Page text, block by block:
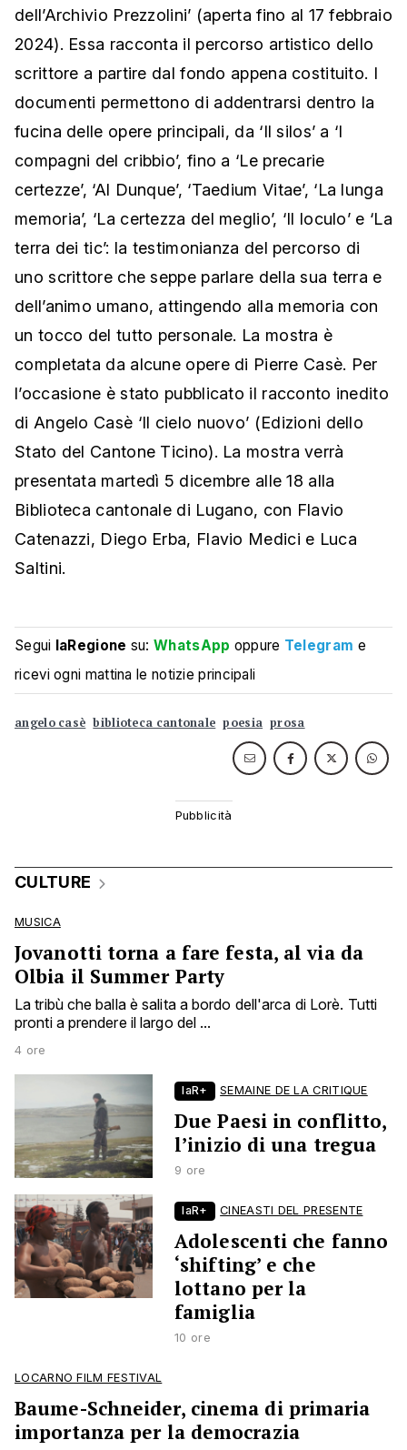
dell’Archivio Prezzolini’ (aperta fino al 17 febbraio
2024). Essa racconta il percorso artistico dello
scrittore a partire dal fondo appena costituito. I
documenti permettono di addentrarsi dentro la
fucina delle opere principali, da ‘Il silos’ a ‘I
compagni del cribbio’, fino a ‘Le precarie
certezze’, ‘Al Dunque’, ‘Taedium Vitae’, ‘La lunga
memoria’, ‘La certezza del meglio’, ‘Il loculo’ e ‘La
terra dei tic’: la testimonianza del percorso di
uno scrittore che seppe parlare della sua terra e
dell’animo umano, attingendo alla memoria con
un tocco del tutto personale. La mostra è
completata da alcune opere di Pierre Casè. Per
l’occasione è stato pubblicato il racconto inedito
di Angelo Casè ‘Il cielo nuovo’ (Edizioni dello
Stato del Cantone Ticino). La mostra verrà
presentata martedì 5 dicembre alle 18 alla
Biblioteca cantonale di Lugano, con Flavio
Catenazzi, Diego Erba, Flavio Medici e Luca
Saltini.
Segui laRegione su:WhatsApp oppure Telegram e
ricevi ogni mattina le notizie principali
angelo casè biblioteca cantonale poesia prosa
CULTURE
MUSICA
Jovanotti torna a fare festa, al via da
Olbia il Summer Party
La tribù che balla è salita a bordo dell'arca di Lorè. Tutti
pronti a prendere il largo del ...
4 ore
laR+ SEMAINE DE LA CRITIQUE
Due Paesi in conflitto,
l’inizio di una tregua
9 ore
laR+ CINEASTI DEL PRESENTE
Adolescenti che fanno
‘shifting’ e che
lottano per la
famiglia
10 ore
LOCARNO FILM FESTIVAL
Baume-Schneider, cinema di primaria
importanza per la democrazia